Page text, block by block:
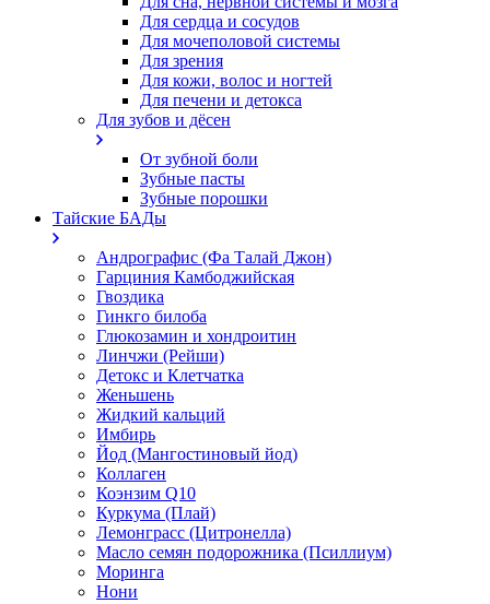
Для сердца и сосудов
Для мочеполовой системы
Для зрения
Для кожи, волос и ногтей
Для печени и детокса
Для зубов и дёсен
От зубной боли
Зубные пасты
Зубные порошки
Тайские БАДы
Андрографис (Фа Талай Джон)
Гарциния Камбоджийская
Гвоздика
Гинкго билоба
Глюкозамин и хондроитин
Линчжи (Рейши)
Детокс и Клетчатка
Женьшень
Жидкий кальций
Имбирь
Йод (Мангостиновый йод)
Коллаген
Коэнзим Q10
Куркума (Плай)
Лемонграсс (Цитронелла)
Масло семян подорожника (Псиллиум)
Моринга
Нони